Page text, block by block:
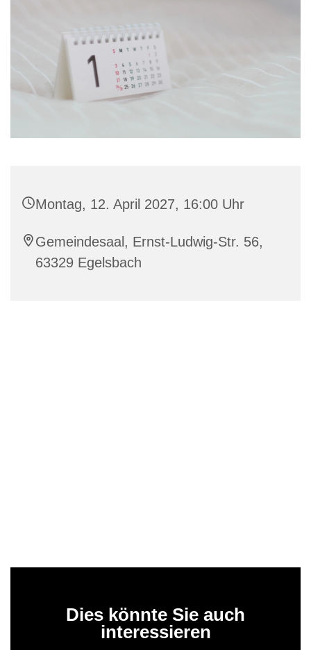
Montag, 12. April 2027, 16:00 Uhr
Gemeindesaal, Ernst-Ludwig-Str. 56,
63329 Egelsbach
Dies könnte Sie auch
interessieren